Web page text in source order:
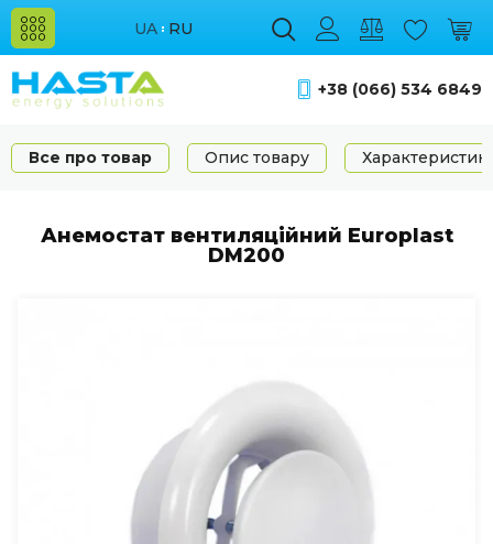
UA RU
+38 (066) 534 6849
Все про товар Опис товару
Анемостат вентиляційний Europlast
DM200